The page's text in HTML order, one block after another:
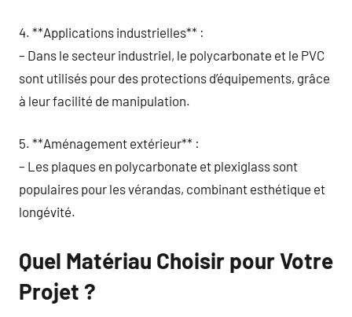
4. **Applications industrielles** :
– Dans le secteur industriel, le polycarbonate et le PVC
sont utilisés pour des protections d’équipements, grâce
à leur facilité de manipulation.
5. **Aménagement extérieur** :
– Les plaques en polycarbonate et plexiglass sont
populaires pour les vérandas, combinant esthétique et
longévité.
Quel Matériau Choisir pour Votre
Projet ?